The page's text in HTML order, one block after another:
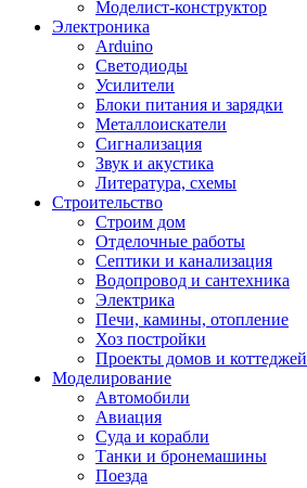
Моделист-конструктор
Электроника
Arduino
Светодиоды
Усилители
Блоки питания и зарядки
Металлоискатели
Сигнализация
Звук и акустика
Литература, схемы
Строительство
Строим дом
Отделочные работы
Септики и канализация
Водопровод и сантехника
Электрика
Печи, камины, отопление
Хоз постройки
Проекты домов и коттеджей
Моделирование
Автомобили
Авиация
Суда и корабли
Танки и бронемашины
Поезда